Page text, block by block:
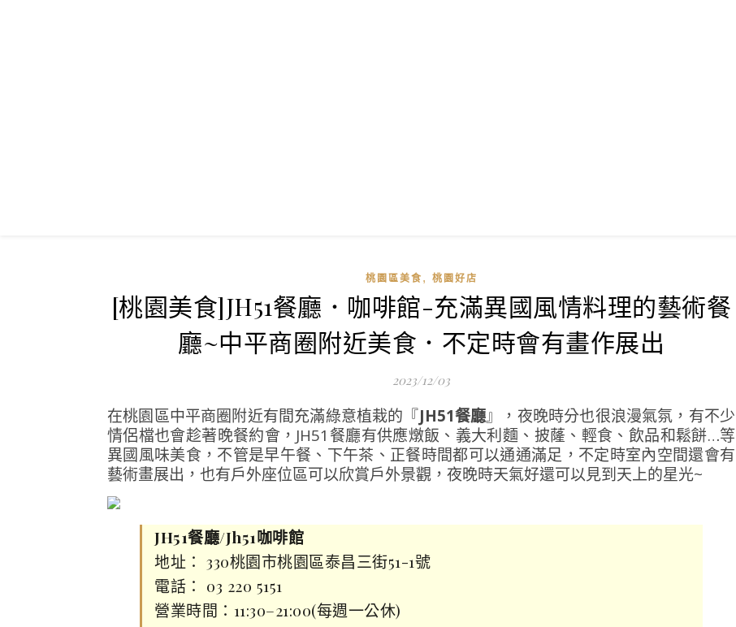
桃園區美食 , 桃園好店
[桃園美食]JH51餐廳．咖啡館-充滿異國風情料理的藝術餐
廳~中平商圈附近美食．不定時會有畫作展出
2023/12/03
在桃園區中平商圈附近有間充滿綠意植栽的『JH51餐廳』，夜晚時分也很浪漫氣氛，有不少
情侶檔也會趁著晚餐約會，JH51餐廳有供應燉飯、義大利麵、披蕯、輕食、飲品和鬆餅…等
異國風味美食，不管是早午餐、下午茶、正餐時間都可以通通滿足，不定時室內空間還會有
藝術畫展出，也有戶外座位區可以欣賞戶外景觀，夜晚時天氣好還可以見到天上的星光~
JH51餐廳/Jh51咖啡館
地址： 330桃園市桃園區泰昌三街51-1號
電話： 03 220 5151
營業時間：11:30–21:00(每週一公休)